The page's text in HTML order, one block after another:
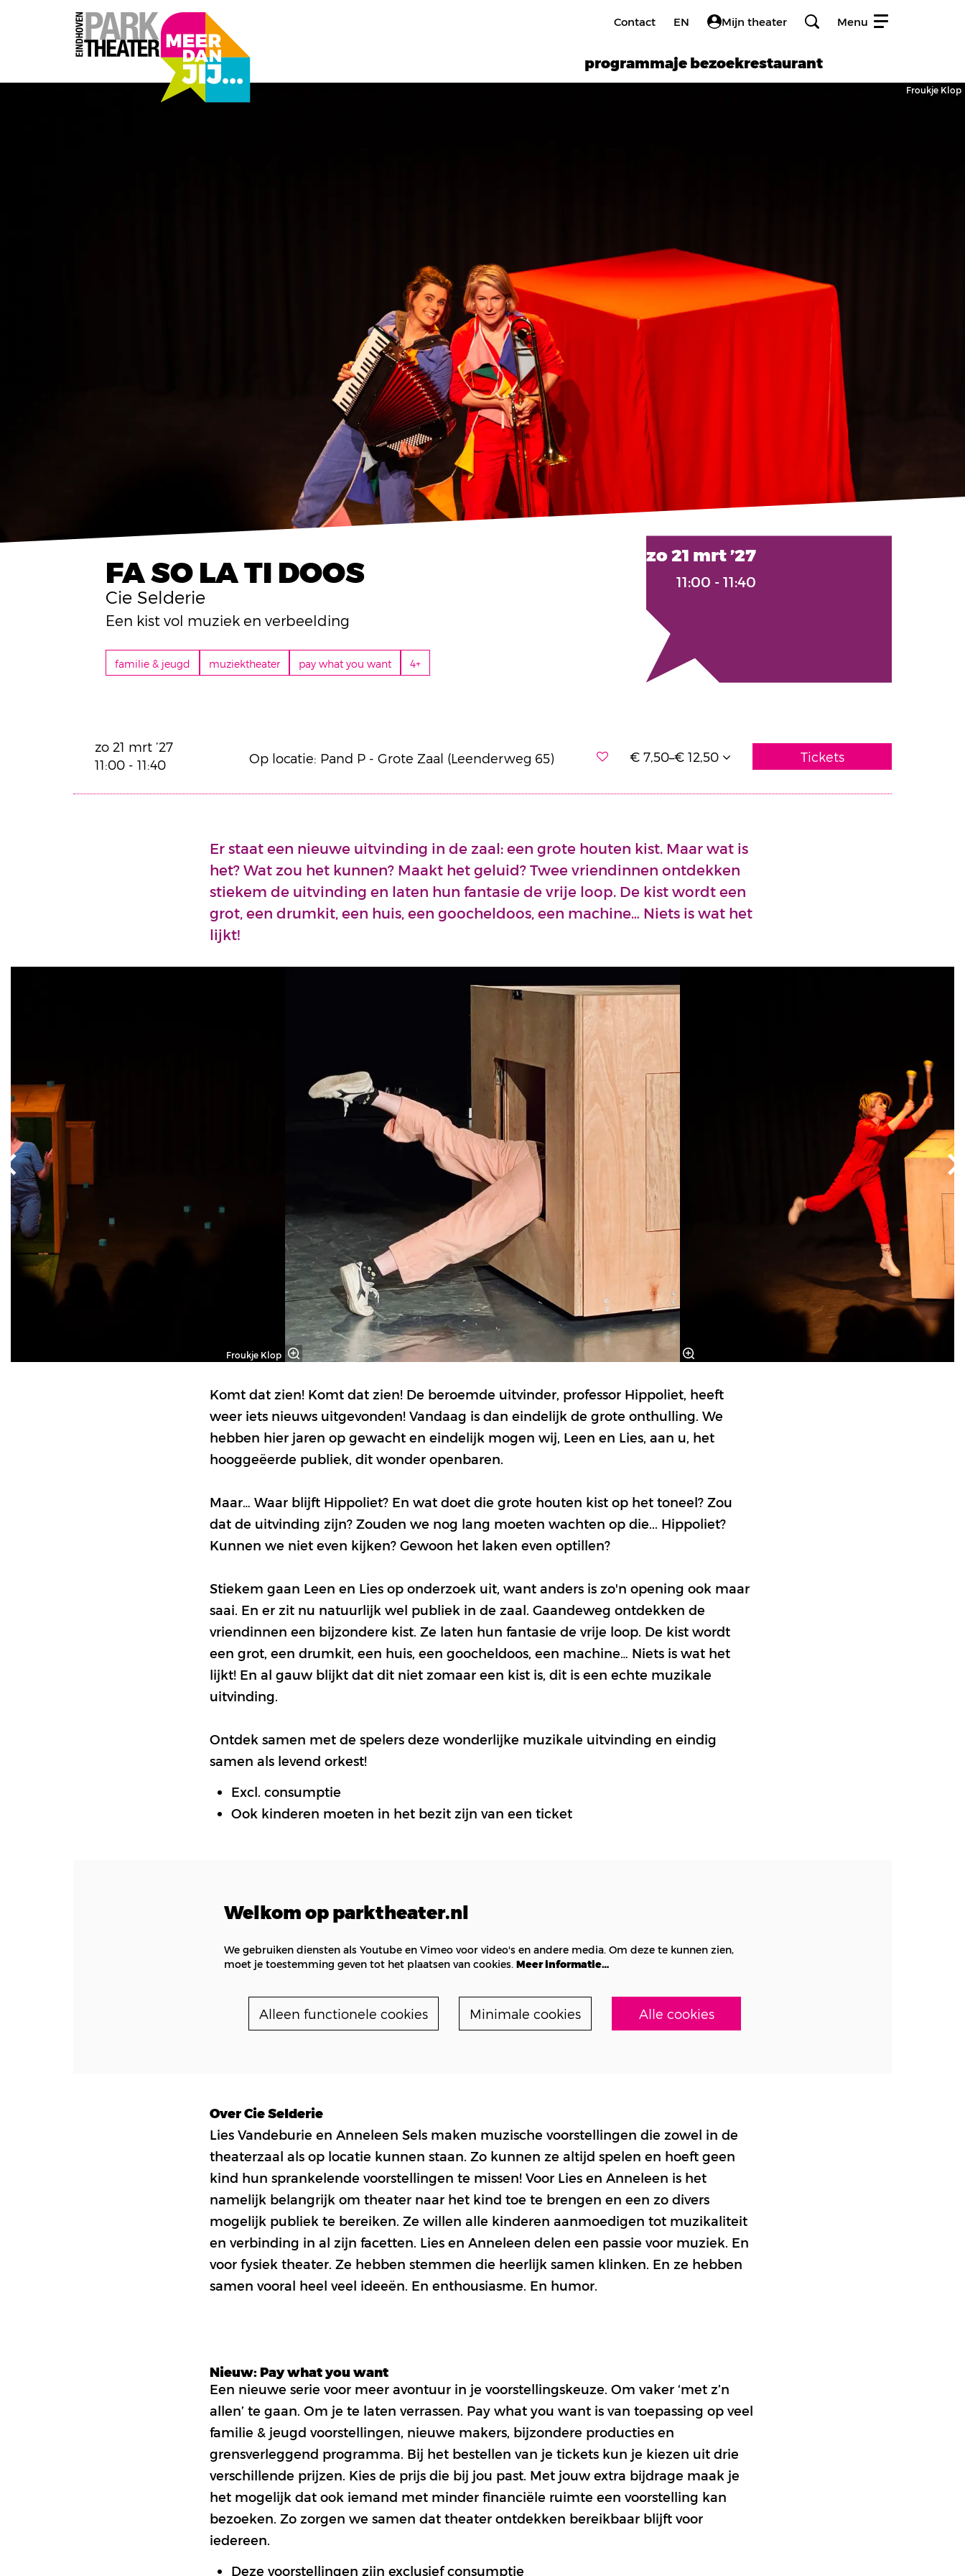
Contact EN Mijn theater
programmaje bezoekrestaurant
Menu
Froukje Klop
FA SO LA TI DOOS
Cie Selderie
Een kist vol muziek en verbeelding
familie & jeugd muziektheater pay what you want 4+
zo 21 mrt ’27
11:00 - 11:40
zo 21 mrt ’27
11:00 - 11:40 Op locatie: Pand P - Grote Zaal (Leenderweg 65) € 7,50–€ 12,50 Tickets
Er staat een nieuwe uitvinding in de zaal: een grote houten kist. Maar wat is
het? Wat zou het kunnen? Maakt het geluid? Twee vriendinnen ontdekken
stiekem de uitvinding en laten hun fantasie de vrije loop. De kist wordt een
grot, een drumkit, een huis, een goocheldoos, een machine… Niets is wat het
lijkt!
Froukje Klop
Komt dat zien! Komt dat zien! De beroemde uitvinder, professor Hippoliet, heeft
weer iets nieuws uitgevonden! Vandaag is dan eindelijk de grote onthulling. We
hebben hier jaren op gewacht en eindelijk mogen wij, Leen en Lies, aan u, het
hooggeëerde publiek, dit wonder openbaren.
Maar… Waar blijft Hippoliet? En wat doet die grote houten kist op het toneel? Zou
dat de uitvinding zijn? Zouden we nog lang moeten wachten op die... Hippoliet?
Kunnen we niet even kijken? Gewoon het laken even optillen?
Stiekem gaan Leen en Lies op onderzoek uit, want anders is zo'n opening ook maar
saai. En er zit nu natuurlijk wel publiek in de zaal. Gaandeweg ontdekken de
vriendinnen een bijzondere kist. Ze laten hun fantasie de vrije loop. De kist wordt
een grot, een drumkit, een huis, een goocheldoos, een machine… Niets is wat het
lijkt! En al gauw blijkt dat dit niet zomaar een kist is, dit is een echte muzikale
uitvinding.
Ontdek samen met de spelers deze wonderlijke muzikale uitvinding en eindig
samen als levend orkest!
Excl. consumptie
Ook kinderen moeten in het bezit zijn van een ticket
Welkom op parktheater.nl
We gebruiken diensten als Youtube en Vimeo voor video's en andere media. Om deze te kunnen zien,
moet je toestemming geven tot het plaatsen van cookies. Meer informatie…
Alleen functionele cookies Minimale cookies Alle cookies
Over Cie Selderie
Lies Vandeburie en Anneleen Sels maken muzische voorstellingen die zowel in de
theaterzaal als op locatie kunnen staan. Zo kunnen ze altijd spelen en hoeft geen
kind hun sprankelende voorstellingen te missen! Voor Lies en Anneleen is het
namelijk belangrijk om theater naar het kind toe te brengen en een zo divers
mogelijk publiek te bereiken. Ze willen alle kinderen aanmoedigen tot muzikaliteit
en verbinding in al zijn facetten. Lies en Anneleen delen een passie voor muziek. En
voor fysiek theater. Ze hebben stemmen die heerlijk samen klinken. En ze hebben
samen vooral heel veel ideeën. En enthousiasme. En humor.
Nieuw: Pay what you want
Een nieuwe serie voor meer avontuur in je voorstellingskeuze. Om vaker ‘met z’n
allen’ te gaan. Om je te laten verrassen. Pay what you want is van toepassing op veel
familie & jeugd voorstellingen, nieuwe makers, bijzondere producties en
grensverleggend programma. Bij het bestellen van je tickets kun je kiezen uit drie
verschillende prijzen. Kies de prijs die bij jou past. Met jouw extra bijdrage maak je
het mogelijk dat ook iemand met minder financiële ruimte een voorstelling kan
bezoeken. Zo zorgen we samen dat theater ontdekken bereikbaar blijft voor
iedereen.
Deze voorstellingen zijn exclusief consumptie